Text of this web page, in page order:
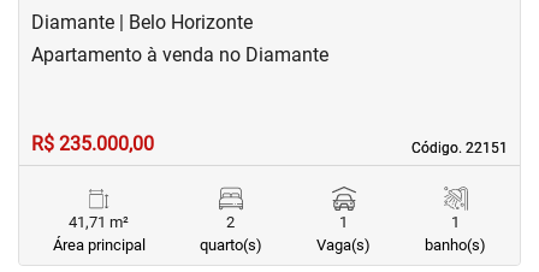
Diamante | Belo Horizonte
Código. 22151
Código. 22151
Apartamento à venda no Diamante
R$ 235.000,00
41,71 m²
Área principal
2
quarto(s)
1
Vaga(s)
1
banho(s)